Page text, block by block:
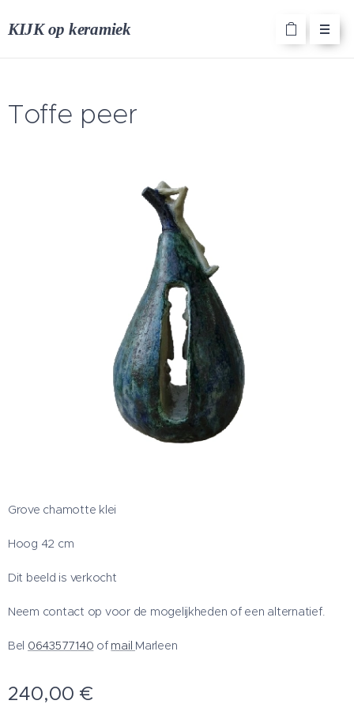
KIJK op keramiek
Toffe peer
Grove chamotte klei
Hoog 42 cm
Dit beeld is verkocht
Neem contact op voor de mogelijkheden of een alternatief.
Bel 0643577140 of mail Marleen
240,00 €